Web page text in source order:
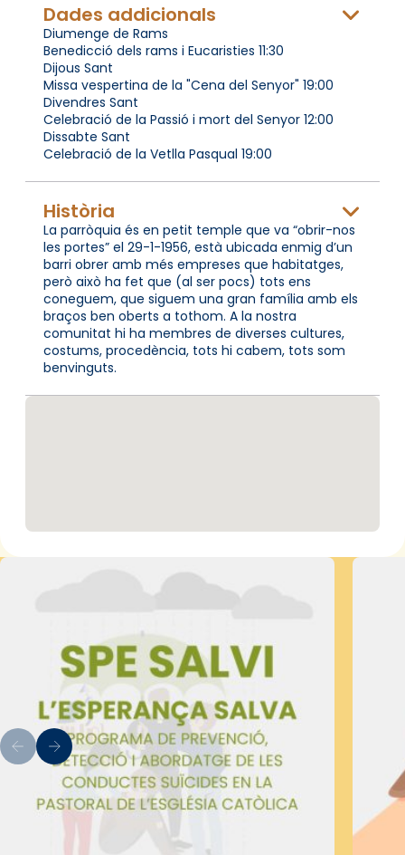
Dades addicionals
Diumenge de Rams
Benedicció dels rams i Eucaristies 11:30
Dijous Sant
Missa vespertina de la "Cena del Senyor" 19:00
Divendres Sant
Celebració de la Passió i mort del Senyor 12:00
Dissabte Sant
Celebració de la Vetlla Pasqual 19:00
Història
La parròquia és en petit temple que va “obrir-nos
les portes” el 29-1-1956, està ubicada enmig d’un
barri obrer amb més empreses que habitatges,
però això ha fet que (al ser pocs) tots ens
coneguem, que siguem una gran família amb els
braços ben oberts a tothom. A la nostra
comunitat hi ha membres de diverses cultures,
costums, procedència, tots hi cabem, tots som
benvinguts.